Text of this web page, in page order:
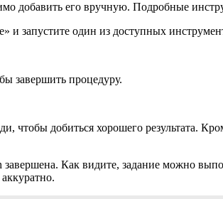
добавить его вручную. Подробные
и запустите один из доступных
завершить процедуру.
чтобы добиться хорошего результата.
Как видите, задание можно